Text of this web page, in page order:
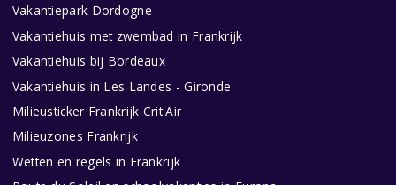
Vakantiepark Dordogne
Vakantiehuis met zwembad in Frankrijk
Vakantiehuis bij Bordeaux
Vakantiehuis in Les Landes - Gironde
Milieusticker Frankrijk Crit'Air
Milieuzones Frankrijk
Wetten en regels in Frankrijk